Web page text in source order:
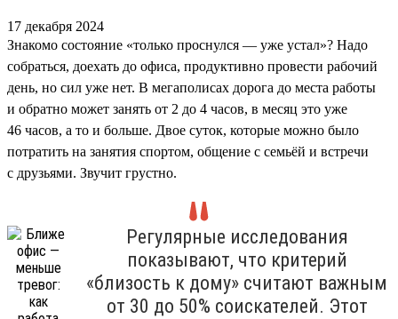
17 декабря 2024
Знакомо состояние «только проснулся — уже устал»? Надо
собраться, доехать до офиса, продуктивно провести рабочий
день, но сил уже нет. В мегаполисах дорога до места работы
и обратно может занять от 2 до 4 часов, в месяц это уже
46 часов, а то и больше. Двое суток, которые можно было
потратить на занятия спортом, общение с семьёй и встречи
с друзьями. Звучит грустно.
Регулярные исследования
показывают, что критерий
«близость к дому» считают важным
от 30 до 50% соискателей. Этот